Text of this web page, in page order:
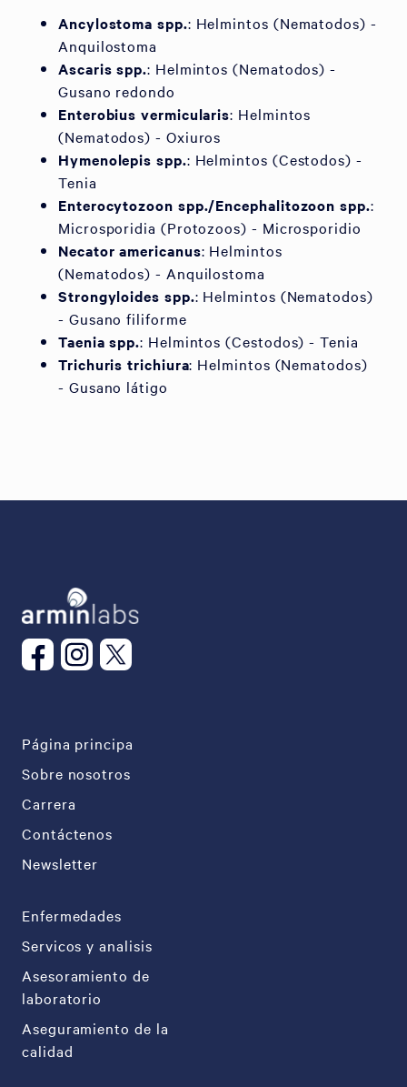
Ancylostoma spp.: Helmintos (Nematodos) -
Anquilostoma
Ascaris spp.: Helmintos (Nematodos) -
Gusano redondo
Enterobius vermicularis: Helmintos
(Nematodos) - Oxiuros
Hymenolepis spp.: Helmintos (Cestodos) -
Tenia
Enterocytozoon spp./Encephalitozoon spp.:
Microsporidia (Protozoos) - Microsporidio
Necator americanus: Helmintos
(Nematodos) - Anquilostoma
Strongyloides spp.: Helmintos (Nematodos)
- Gusano filiforme
Taenia spp.: Helmintos (Cestodos) - Tenia
Trichuris trichiura: Helmintos (Nematodos)
- Gusano látigo
Página principa
Sobre nosotros
Carrera
Contáctenos
Newsletter
Enfermedades
Servicos y analisis
Asesoramiento de
laboratorio
Aseguramiento de la
calidad